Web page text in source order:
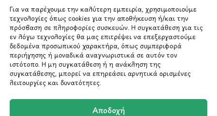
Για να παρέχουμε την καλύτερη εμπειρία, χρησιμοποιούμε
τεχνολογίες όπως cookies για την αποθήκευση ή/και την
πρόσβαση σε πληροφορίες συσκευών. Η συγκατάθεση για τις
εν λόγω τεχνολογίες θα μας επιτρέψει να επεξεργαστούμε
δεδομένα προσωπικού χαρακτήρα, όπως συμπεριφορά
περιήγησης ή μοναδικά αναγνωριστικά σε αυτόν τον
ιστότοπο. Η μη συγκατάθεση ή η ανάκληση της
συγκατάθεσης, μπορεί να επηρεάσει αρνητικά ορισμένες
λειτουργίες και δυνατότητες.
Αποδοχή
Όροι Παροχής Υπηρεσιών της Google.
ΣΤΟΙΧΕΙΑ ΕΠΙΚΟΙΝΩΝΙΑΣ
Holargos Center (Ισόγειο)
Λ.Περικλέους 56,
Χολαργός 15561